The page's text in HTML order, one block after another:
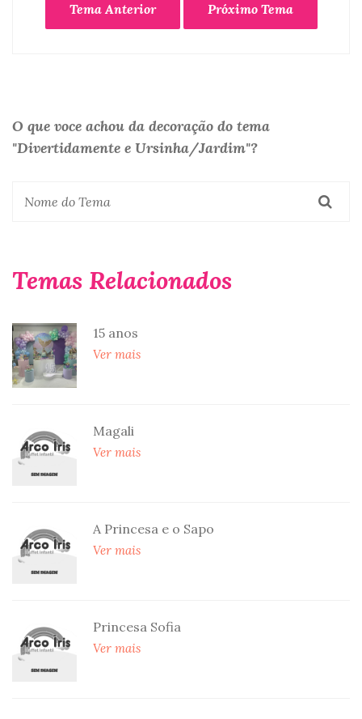
Tema Anterior Próximo Tema
O que voce achou da decoração do tema
"Divertidamente e Ursinha/Jardim"?
Temas Relacionados
15 anos
Ver mais
Magali
Ver mais
A Princesa e o Sapo
Ver mais
Princesa Sofia
Ver mais